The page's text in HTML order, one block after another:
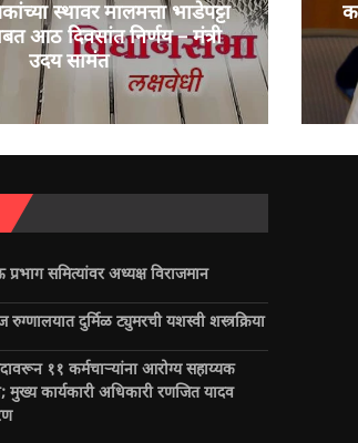
स्थावर मालमत्ता भाडेपट्टा
आठ दिवसांत निर्णय – मंत्री
उदय सामंत
समित्यांवर अध्यक्ष विराजमान
रुग्णालयात दुर्मिळ ट्युमरची यशस्वी शस्त्रक्रिया
११ कर्मचाऱ्यांना आरोग्य सहाय्यक
मुख्य कार्यकारी अधिकारी रणजित यादव